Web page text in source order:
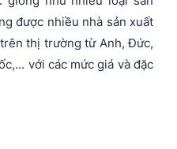
được nhiều nhà sản xuất
thị trường từ Anh, Đức,
với các mức giá và đặc